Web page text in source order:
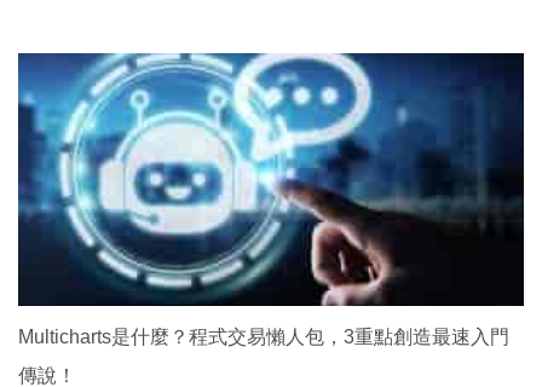
Multicharts是什麼？程式交易懶人包，3重點創造最速入門
傳說！